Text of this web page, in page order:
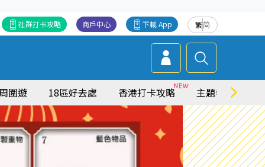
繁简
下載 App
商戶中心
社群打卡攻略
圍遊 18區好去處 香港打卡攻略 主題特集